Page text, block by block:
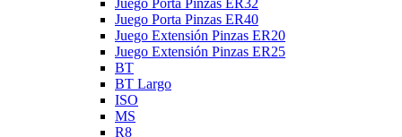
Juego Porta Pinzas ER40
Juego Extensión Pinzas ER20
Juego Extensión Pinzas ER25
BT
BT Largo
ISO
MS
R8